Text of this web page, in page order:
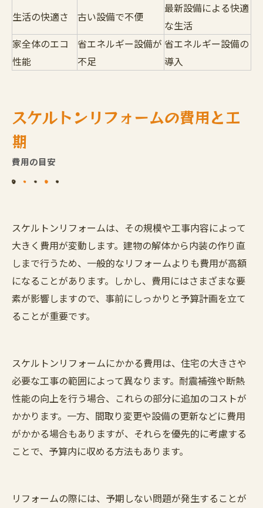
生活の快適さ
古い設備で不便
最新設備による快適
な生活
家全体のエコ
性能
省エネルギー設備が
不足
省エネルギー設備の
導入
スケルトンリフォームの費用と工
期
費用の目安
スケルトンリフォームは、その規模や工事内容によって
大きく費用が変動します。建物の解体から内装の作り直
しまで行うため、一般的なリフォームよりも費用が高額
になることがあります。しかし、費用にはさまざまな要
素が影響しますので、事前にしっかりと予算計画を立て
ることが重要です。
スケルトンリフォームにかかる費用は、住宅の大きさや
必要な工事の範囲によって異なります。耐震補強や断熱
性能の向上を行う場合、これらの部分に追加のコストが
かかります。一方、間取り変更や設備の更新などに費用
がかかる場合もありますが、それらを優先的に考慮する
ことで、予算内に収める方法もあります。
リフォームの際には、予期しない問題が発生することが